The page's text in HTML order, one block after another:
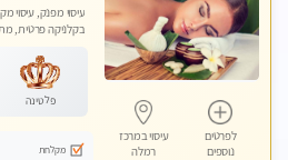
לפרטים
נוספים
עיסוי במרכז
רמלה
עיסוי מפנק, עיסוי
בקלניקה פרטית,
פלטינה
מקלחת